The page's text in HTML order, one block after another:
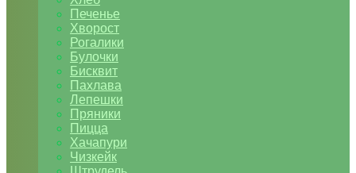
Печенье
Хворост
Рогалики
Булочки
Бисквит
Пахлава
Лепешки
Пряники
Пицца
Хачапури
Чизкейк